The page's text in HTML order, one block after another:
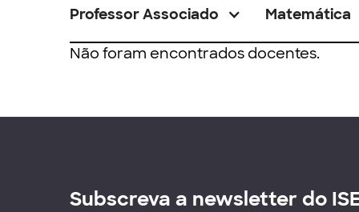
Professor Associado Matemática
Não foram encontrados docentes.
Subscreva a newsletter do